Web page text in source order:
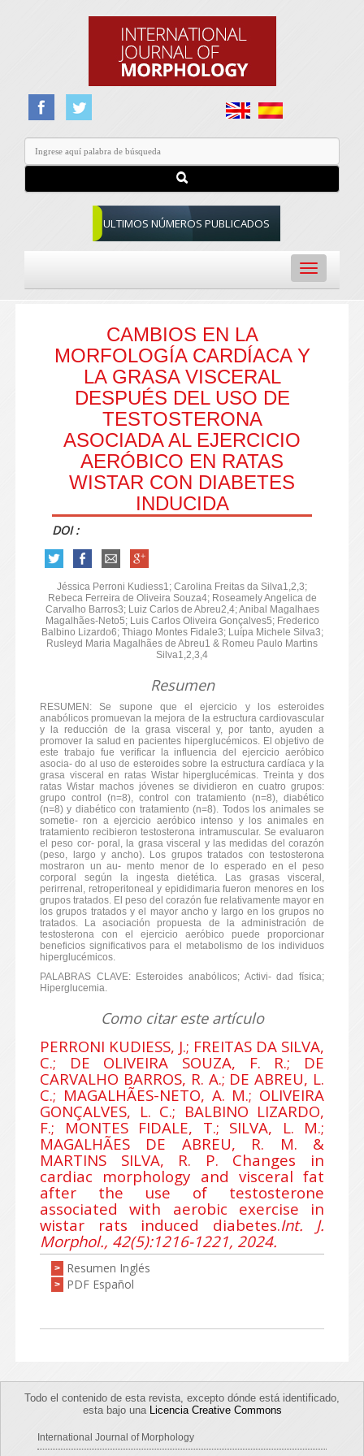
ULTIMOS NÚMEROS PUBLICADOS
Toggle
navigation
CAMBIOS EN LA
MORFOLOGÍA CARDÍACA Y
LA GRASA VISCERAL
DESPUÉS DEL USO DE
TESTOSTERONA
ASOCIADA AL EJERCICIO
AERÓBICO EN RATAS
WISTAR CON DIABETES
INDUCIDA
DOI :
Jéssica Perroni Kudiess1; Carolina Freitas da Silva1,2,3;
Rebeca Ferreira de Oliveira Souza4; Roseamely Angelica de
Carvalho Barros3; Luiz Carlos de Abreu2,4; Anibal Magalhaes
Magalhães-Neto5; Luis Carlos Oliveira Gonçalves5; Frederico
Balbino Lizardo6; Thiago Montes Fidale3; Luípa Michele Silva3;
Rusleyd Maria Magalhães de Abreu1 & Romeu Paulo Martins
Silva1,2,3,4
Resumen
RESUMEN: Se supone que el ejercicio y los esteroides
anabólicos promuevan la mejora de la estructura cardiovascular
y la reducción de la grasa visceral y, por tanto, ayuden a
promover la salud en pacientes hiperglucémicos. El objetivo de
este trabajo fue verificar la influencia del ejercicio aeróbico
asocia- do al uso de esteroides sobre la estructura cardíaca y la
grasa visceral en ratas Wistar hiperglucémicas. Treinta y dos
ratas Wistar machos jóvenes se dividieron en cuatro grupos:
grupo control (n=8), control con tratamiento (n=8), diabético
(n=8) y diabético con tratamiento (n=8). Todos los animales se
sometie- ron a ejercicio aeróbico intenso y los animales en
tratamiento recibieron testosterona intramuscular. Se evaluaron
el peso cor- poral, la grasa visceral y las medidas del corazón
(peso, largo y ancho). Los grupos tratados con testosterona
mostraron un au- mento menor de lo esperado en el peso
corporal según la ingesta dietética. Las grasas visceral,
perirrenal, retroperitoneal y epididimaria fueron menores en los
grupos tratados. El peso del corazón fue relativamente mayor en
los grupos tratados y el mayor ancho y largo en los grupos no
tratados. La asociación propuesta de la administración de
testosterona con el ejercicio aeróbico puede proporcionar
beneficios significativos para el metabolismo de los individuos
hiperglucémicos.
PALABRAS CLAVE: Esteroides anabólicos; Activi- dad física;
Hiperglucemia.
Como citar este artículo
PERRONI KUDIESS, J.; FREITAS DA SILVA,
C.; DE OLIVEIRA SOUZA, F. R.; DE
CARVALHO BARROS, R. A.; DE ABREU, L.
C.; MAGALHÃES-NETO, A. M.; OLIVEIRA
GONÇALVES, L. C.; BALBINO LIZARDO,
F.; MONTES FIDALE, T.; SILVA, L. M.;
MAGALHÃES DE ABREU, R. M. &
MARTINS SILVA, R. P. Changes in
cardiac morphology and visceral fat
after the use of testosterone
associated with aerobic exercise in
wistar rats induced diabetes.Int. J.
Morphol., 42(5):1216-1221, 2024.
> Resumen Inglés
> PDF Español
Todo el contenido de esta revista, excepto dónde está identificado,
esta bajo una Licencia Creative Commons
International Journal of Morphology